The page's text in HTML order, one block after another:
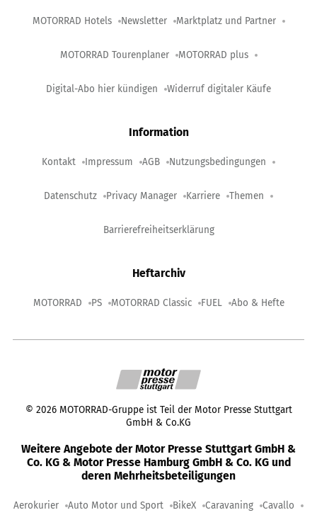
MOTORRAD Hotels Newsletter Marktplatz und Partner
MOTORRAD Tourenplaner MOTORRAD plus
Digital-Abo hier kündigen Widerruf digitaler Käufe
Information
Kontakt Impressum AGB Nutzungsbedingungen
Datenschutz Privacy Manager Karriere Themen
Barrierefreiheitserklärung
Heftarchiv
MOTORRAD PS MOTORRAD Classic FUEL Abo & Hefte
© 2026 MOTORRAD-Gruppe ist Teil der Motor Presse Stuttgart
GmbH & Co.KG
Weitere Angebote der Motor Presse Stuttgart GmbH &
Co. KG & Motor Presse Hamburg GmbH & Co. KG und
deren Mehrheitsbeteiligungen
Aerokurier Auto Motor und Sport BikeX Caravaning Cavallo